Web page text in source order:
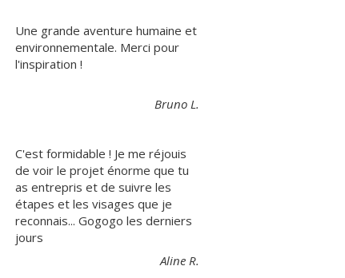
Une grande aventure humaine et
environnementale. Merci pour
l'inspiration !
Bruno L.
C'est formidable ! Je me réjouis
de voir le projet énorme que tu
as entrepris et de suivre les
étapes et les visages que je
reconnais... Gogogo les derniers
jours
Aline R.